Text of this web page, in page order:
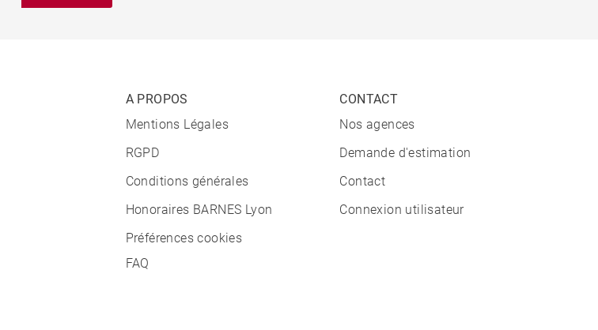
A PROPOS
Mentions Légales
RGPD
Conditions générales
Honoraires BARNES Lyon
Préférences cookies
FAQ
CONTACT
Nos agences
Demande d'estimation
Contact
Connexion utilisateur